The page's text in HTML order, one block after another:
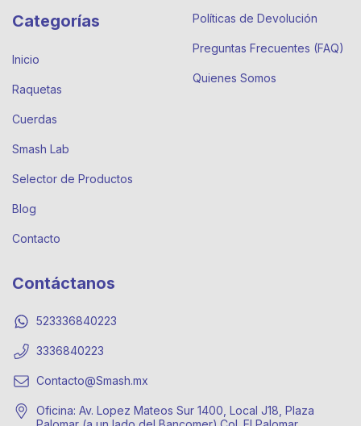
Categorías
Inicio
Raquetas
Cuerdas
Smash Lab
Selector de Productos
Blog
Contacto
Políticas de Devolución
Preguntas Frecuentes (FAQ)
Quienes Somos
Contáctanos
523336840223
3336840223
Contacto@Smash.mx
Oficina: Av. Lopez Mateos Sur 1400, Local J18, Plaza